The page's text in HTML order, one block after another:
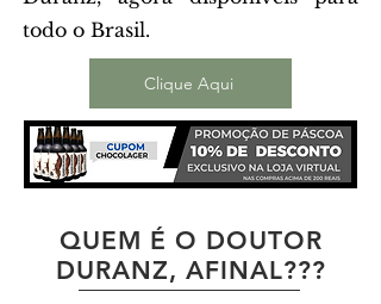
todo o Brasil.
Clique Aqui
QUEM É O DOUTOR
DURANZ, AFINAL???